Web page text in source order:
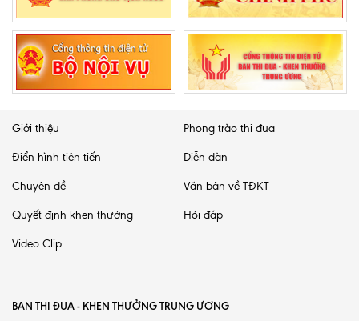
Giới thiệu Phong trào thi đua
Điển hình tiên tiến Diễn đàn
Chuyên đề Văn bản về TĐKT
Quyết định khen thưởng Hỏi đáp
Video Clip
BAN THI ĐUA - KHEN THƯỞNG TRUNG ƯƠNG